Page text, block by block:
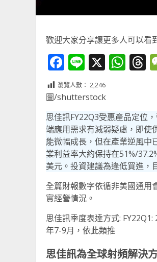
歡迎大家分享讓更多人可以看
Facebook
Line
X
瀏覽人數： 2,246
圖/shutterstock
思佳訊FY22Q3受惠產品定位
端應用需求有減弱疑慮，即使
能微幅成長，但在產業逆風中
業利益率大約保持在51%/
美元。投資建議為逢低買進，
全篇財報數字依循非美國通用
實經營情況。
思佳訊季度表達方式:
年7-9月，依此類推
思佳訊為全球射頻解決